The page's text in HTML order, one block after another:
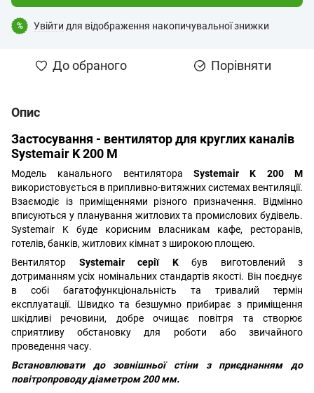
% Увійти для відображення накопичувальної знижки
До обраного Порівняти
Опис
Застосування - вентилятор для круглих каналів
Systemair K 200 М
Модель канального вентилятора Systemair K 200 М
використовується в припливно-витяжних системах вентиляції.
Взаємодіє із приміщеннями різного призначення. Відмінно
вписуються у планування житлових та промислових будівель.
Systemair K буде корисним власникам кафе, ресторанів,
готелів, банків, житлових кімнат з широкою площею.
Вентилятор Systemair серії Kбув виготовлений з
дотриманням усіх номінальних стандартів якості. Він поєднує
в собі багатофункціональність та тривалий термін
експлуатації. Швидко та безшумно прибирає з приміщення
шкідливі речовини, добре очищає повітря та створює
сприятливу обстановку для роботи або звичайного
проведення часу.
Встановлювати до зовнішньої стіни з приєднанням до
повітропроводу діаметром 200 мм.